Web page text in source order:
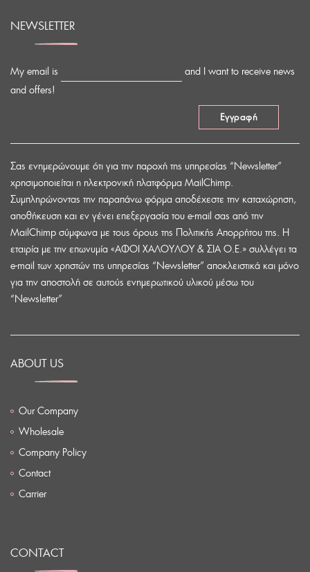
NEWSLETTER
My email is
and I want to receive news
and offers!
Σας ενημερώνουμε ότι για την παροχή της υπηρεσίας “Newsletter”
χρησιμοποιείται η ηλεκτρονική πλατφόρμα MailChimp.
Συμπληρώνοντας την παραπάνω φόρμα αποδέχεστε την καταχώρηση,
αποθήκευση και εν γένει επεξεργασία του e-mail σας από την
MailChimp σύμφωνα με τους όρους της Πολιτικής Απορρήτου της. Η
εταιρία με την επωνυμία «ΑΦΟΙ ΧΑΛΟΥΛΟΥ & ΣΙΑ Ο.Ε.» συλλέγει τα
e-mail των χρηστών της υπηρεσίας “Newsletter” αποκλειστικά και μόνο
για την αποστολή σε αυτούς ενημερωτικού υλικού μέσω του
“Newsletter”
ABOUT US
Our Company
Wholesale
Company Policy
Contact
Carrier
CONTACT